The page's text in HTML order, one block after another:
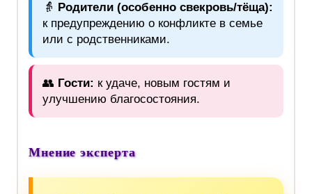
👵 Родители (особенно свекровь/тёща):
к предупреждению о конфликте в семье
или с родственниками.
👥 Гости: к удаче, новым гостям и
улучшению благосостояния.
Мнение эксперта